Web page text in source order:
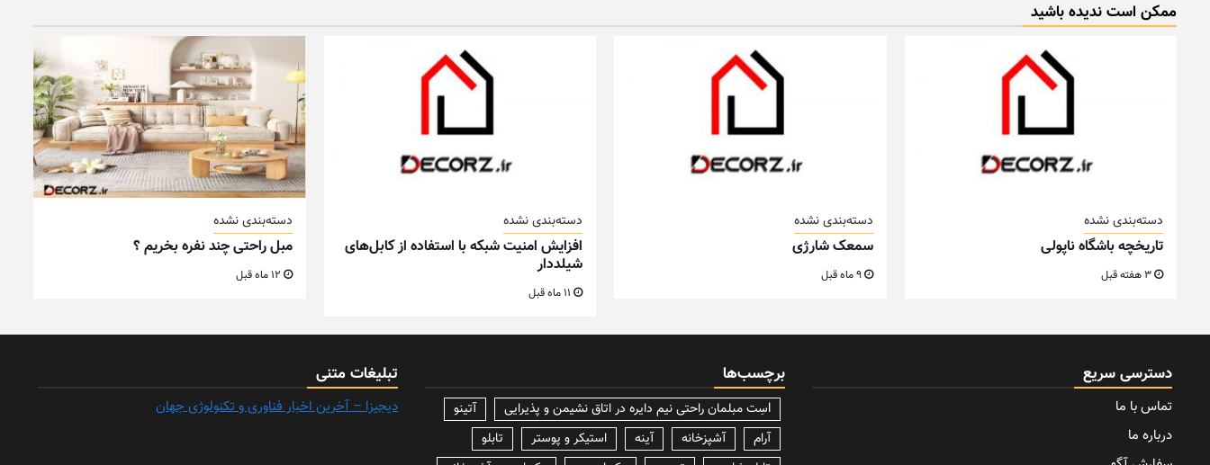
ممکن است ندیده باشید
دسته‌بندی نشده
تاریخچه باشگاه ناپولی
دسته‌بندی نشده
سمعک شارژی
9 ماه قبل
دسته‌بندی نشده
افزایش امنیت شبکه با استفاده از کابل‌های
شیلددار
دسته‌بندی نشده
مبل راحتی چند نفره بخریم ؟
دسترسی سریع
تماس با ما
درباره ما
برچسب‌ها
lسِت مبلمان راحتی نیم دایره در اتاق نشیمن و پذیرایی
آتینو
آرام
آشپزخانه آینه استیکر و پوستر
تابلو
تبلیغات متنی
دیجیزا – آخرین اخبار فناوری و تکنولوژی جهان